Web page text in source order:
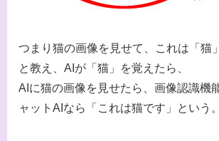
つまり猫の画像を見せて、これは「猫
と教え、AIが「猫」を覚えたら、
AIに猫の画像を見せたら、画像認識機
ャットAIなら「これは猫です」という。